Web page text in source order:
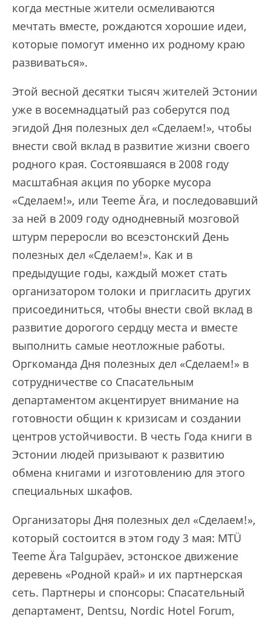
когда местные жители осмеливаются
мечтать вместе, рождаются хорошие идеи,
которые помогут именно их родному краю
развиваться».
Этой весной десятки тысяч жителей Эстонии
уже в восемнадцатый раз соберутся под
эгидой Дня полезных дел «Сделаем!», чтобы
внести свой вклад в развитие жизни своего
родного края. Состоявшаяся в 2008 году
масштабная акция по уборке мусора
«Сделаем!», или Teeme Ära, и последовавший
за ней в 2009 году однодневный мозговой
штурм переросли во всеэстонский День
полезных дел «Сделаем!». Как и в
предыдущие годы, каждый может стать
организатором толоки и пригласить других
присоединиться, чтобы внести свой вклад в
развитие дорогого сердцу места и вместе
выполнить самые неотложные работы.
Оргкоманда Дня полезных дел «Сделаем!» в
сотрудничестве со Спасательным
департаментом акцентирует внимание на
готовности общин к кризисам и создании
центров устойчивости. В честь Года книги в
Эстонии людей призывают к развитию
обмена книгами и изготовлению для этого
специальных шкафов.
Организаторы Дня полезных дел «Сделаем!»,
который состоится в этом году 3 мая: MTÜ
Teeme Ära Talgupäev, эстонское движение
деревень «Родной край» и их партнерская
сеть. Партнеры и спонсоры: Спасательный
департамент, Dentsu, Nordic Hotel Forum,